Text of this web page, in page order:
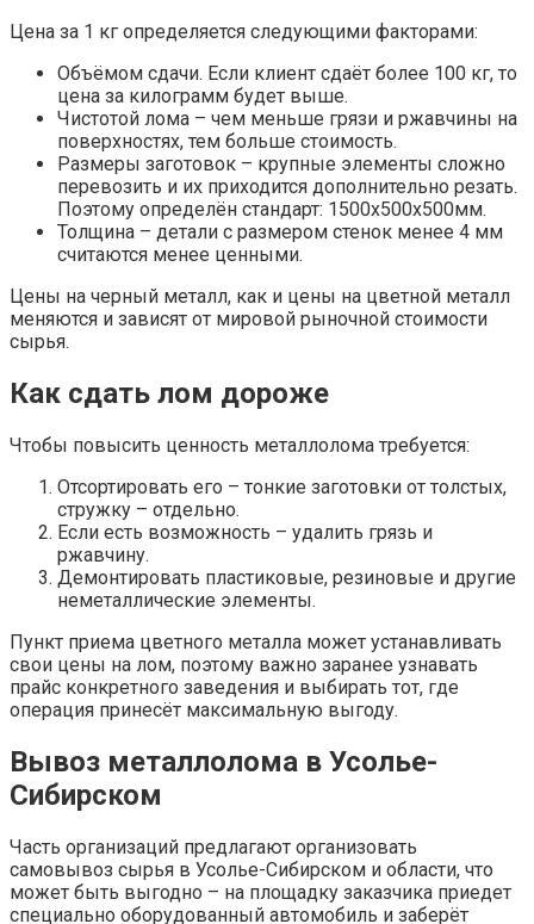
Цена за 1 кг определяется следующими факторами:
Объёмом сдачи. Если клиент сдаёт более 100 кг, то
цена за килограмм будет выше.
Чистотой лома – чем меньше грязи и ржавчины на
поверхностях, тем больше стоимость.
Размеры заготовок – крупные элементы сложно
перевозить и их приходится дополнительно резать.
Поэтому определён стандарт: 1500х500х500мм.
Толщина – детали с размером стенок менее 4 мм
считаются менее ценными.
Цены на черный металл, как и цены на цветной металл
меняются и зависят от мировой рыночной стоимости
сырья.
Как сдать лом дороже
Чтобы повысить ценность металлолома требуется:
Отсортировать его – тонкие заготовки от толстых,
стружку – отдельно.
Если есть возможность – удалить грязь и
ржавчину.
Демонтировать пластиковые, резиновые и другие
неметаллические элементы.
Пункт приема цветного металла может устанавливать
свои цены на лом, поэтому важно заранее узнавать
прайс конкретного заведения и выбирать тот, где
операция принесёт максимальную выгоду.
Вывоз металлолома в Усолье-
Сибирском
Часть организаций предлагают организовать
самовывоз сырья в Усолье-Сибирском и области, что
может быть выгодно – на площадку заказчика приедет
специально оборудованный автомобиль и заберёт